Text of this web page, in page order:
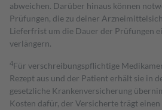
abweichen. Darüber hinaus können
Prüfungen, die zu deiner
Lieferfrist um die Dauer der Prüfungen
verlängern.
4Für verschreibungspflichtige
Rezept aus und der Patient erhält sie in
gesetzliche Krankenversicherung
Kosten dafür, der Versicherte trägt